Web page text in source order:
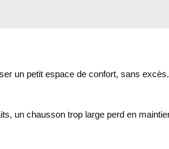
un petit espace de confort, sans
un chausson trop large perd en